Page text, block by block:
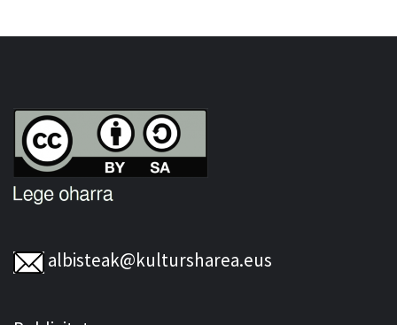
albisteak@kultursharea.eus